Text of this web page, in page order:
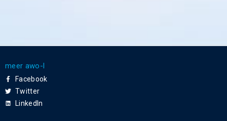
meer awo-l
Facebook
Twitter
LinkedIn